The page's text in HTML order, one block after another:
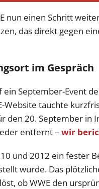
nun einen Schritt
das direkt gegen
im Gespräch
September-Event
Website tauchte
den 20. September in
entfernt – wir
und 2012 ein fester
wurde. Das
ob WWE den